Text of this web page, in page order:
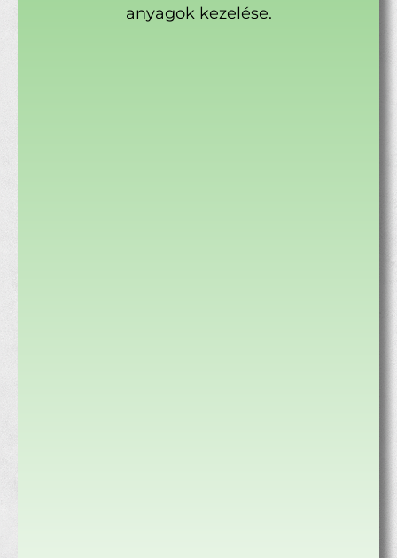
anyagok kezelése.